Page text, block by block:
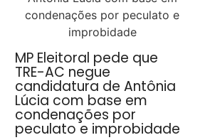
MP Eleitoral pede que
TRE-AC negue
candidatura de Antônia
Lúcia com base em
condenações por
peculato e improbidade